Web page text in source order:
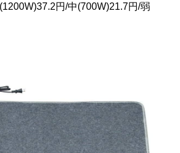
円/中(700W)21.7円/弱